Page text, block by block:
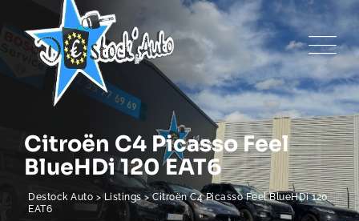
Citroën C4 Picasso Feel
BlueHDi 120 EAT6
Destock Auto >Listings>Citroën C4 Picasso Feel BlueHDi 120
EAT6